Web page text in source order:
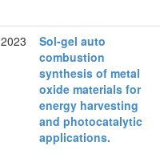
2023
Sol-gel auto
combustion
synthesis of metal
oxide materials for
energy harvesting
and photocatalytic
applications.